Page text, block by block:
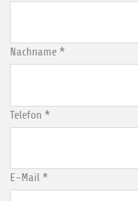
Nachname *
Telefon *
E-Mail *